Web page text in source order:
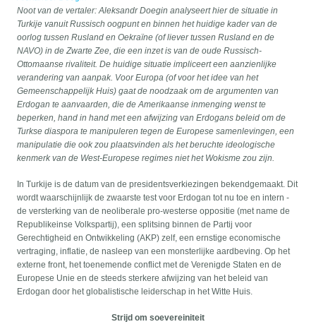
Noot van de vertaler: Aleksandr Doegin analyseert hier de situatie in
Turkije vanuit Russisch oogpunt en binnen het huidige kader van de
oorlog tussen Rusland en Oekraïne (of liever tussen Rusland en de
NAVO) in de Zwarte Zee, die een inzet is van de oude Russisch-
Ottomaanse rivaliteit. De huidige situatie impliceert een aanzienlijke
verandering van aanpak. Voor Europa (of voor het idee van het
Gemeenschappelijk Huis) gaat de noodzaak om de argumenten van
Erdogan te aanvaarden, die de Amerikaanse inmenging wenst te
beperken, hand in hand met een afwijzing van Erdogans beleid om de
Turkse diaspora te manipuleren tegen de Europese samenlevingen, een
manipulatie die ook zou plaatsvinden als het beruchte ideologische
kenmerk van de West-Europese regimes niet het Wokisme zou zijn.
In Turkije is de datum van de presidentsverkiezingen bekendgemaakt. Dit
wordt waarschijnlijk de zwaarste test voor Erdogan tot nu toe en intern -
de versterking van de neoliberale pro-westerse oppositie (met name de
Republikeinse Volkspartij), een splitsing binnen de Partij voor
Gerechtigheid en Ontwikkeling (AKP) zelf, een ernstige economische
vertraging, inflatie, de nasleep van een monsterlijke aardbeving. Op het
externe front, het toenemende conflict met de Verenigde Staten en de
Europese Unie en de steeds sterkere afwijzing van het beleid van
Erdogan door het globalistische leiderschap in het Witte Huis.
Strijd om soevereiniteit